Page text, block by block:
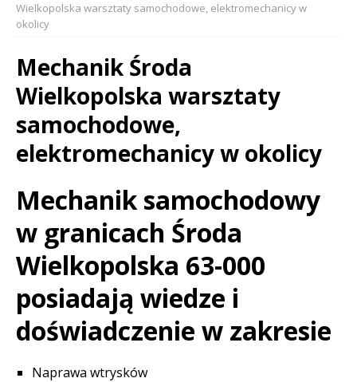
Wielkopolska warsztaty samochodowe, elektromechanicy w
okolicy
Mechanik Środa
Wielkopolska warsztaty
samochodowe,
elektromechanicy w okolicy
Mechanik samochodowy
w granicach Środa
Wielkopolska 63-000
posiadają wiedze i
doświadczenie w zakresie
Naprawa wtrysków